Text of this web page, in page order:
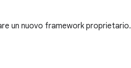
un nuovo framework proprietario.